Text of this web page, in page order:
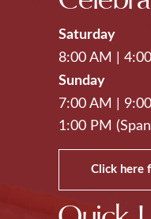
Saturday
8:00 AM
Sunday
7:00 AM
1:00 PM
Click here